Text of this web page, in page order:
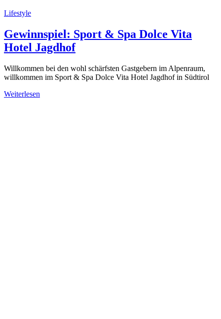
Lifestyle
Gewinnspiel: Sport & Spa Dolce Vita
Hotel Jagdhof
Willkommen bei den wohl schärfsten Gastgebern im Alpenraum,
willkommen im Sport & Spa Dolce Vita Hotel Jagdhof in Südtirol
Weiterlesen